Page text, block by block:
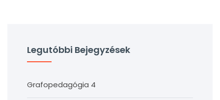
Legutóbbi Bejegyzések
Grafopedagógia 4